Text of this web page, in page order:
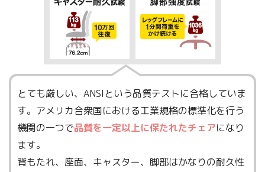
とても厳しい、ANSIという品質テストに合格していま
す。アメリカ合衆国における工業規格の標準化を行う
機関の一つで品質を一定以上に保たれたチェアになり
ます。
背もたれ、座面、キャスター、脚部はかなりの耐久性